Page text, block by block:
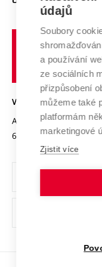
E-přihláška
Systém zajišťování
Výzkumné
Transfer znalostí
Open Science
Projekty
Projekty ze
Specifický výzkum
Zahraniční spolupráce
Spolupráce se školami
Služby univerzity
Mezinárodní dohody
Univerzitní sítě
Profil univerzity
Udržitelná univerzita
Podnikavá univerzita /
Bezpečná univerzita
Vyznamenání
Organizační struktura
Ochrana osobních
VYSOKÉ UČENÍ
Antonínská 548/1
602 00 Brno
údajů
Soubory
a používání
ze sociálních
přizpůsobení
můžeme také
platformám
marketingové
Zjistit více